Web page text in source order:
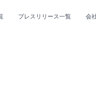
プレスリリース一覧 会